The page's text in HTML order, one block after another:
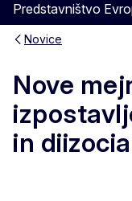
Predstavništvo
Novice
Nove
in